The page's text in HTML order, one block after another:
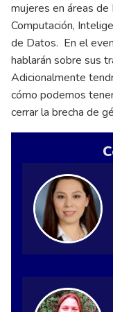
mujeres en áreas de
Computación,
de Datos. En el
hablarán sobre sus
Adicionalmente
cómo podemos
cerrar la brecha de